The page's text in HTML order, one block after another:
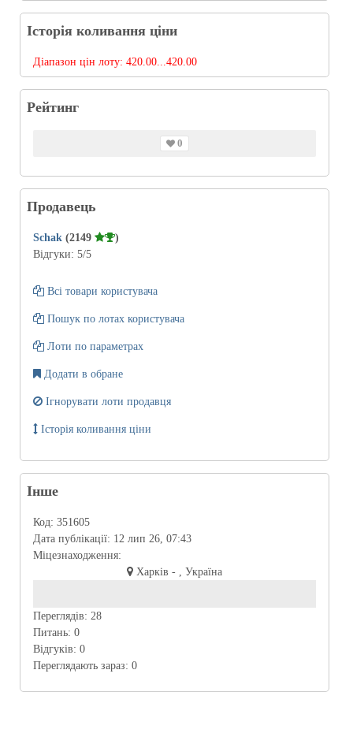
Історія коливання ціни
Діапазон цін лоту: 420.00...420.00
Рейтинг
0
Продавець
Schak (2149
)
Відгуки: 5/5
Всі товари користувача
Пошук по лотах користувача
Лоти по параметрах
Додати в обране
Ігнорувати лоти продавця
Історія коливання ціни
Інше
Код: 351605
Дата публікації: 12 лип 26, 07:43
Міцезнаходження:
Харків - , Україна
Переглядів: 28
Питань: 0
Відгуків: 0
Переглядають зараз: 0